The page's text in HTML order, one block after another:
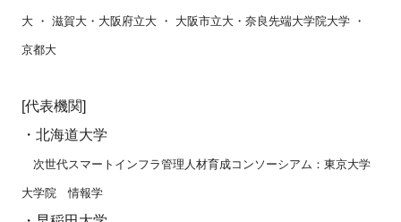
大 ・ 滋賀大・大阪府立大 ・ 大阪市立大・奈良先端大学院大学 ・
京都大
[代表機関]
・ 北海道大学
次世代スマートインフラ管理人材育成コンソーシアム：東京大学
大学院 情報学